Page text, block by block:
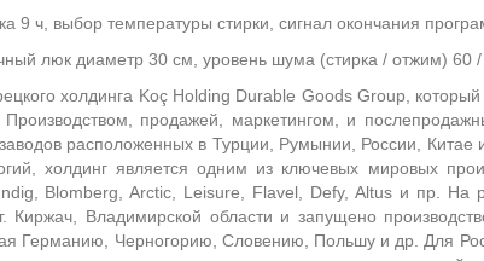
9 ч выбор температуры стирки, сигнал окончания
люк диаметр 30 см, уровень шума (стирка / отжим) 60 /
холдинга Koç Holding Durable Goods Group,
продажей, маркетингом, и
расположенных в Турции, Румынии, России,
холдинг является одним из ключевых мировых
Blomberg, Arctic, Leisure, Flavel, Defy, Altus и пр. На
Киржач, Владимирской области и запущено
Германию, Черногорию, Словению, Польшу и др. Для